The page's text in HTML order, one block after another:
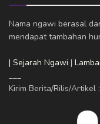
Nama ngawi berasal
mendapat tambahan
| Sejarah Ngawi |
___
Kirim Berita/Rilis/Artikel